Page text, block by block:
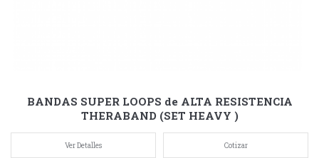
BANDAS SUPER LOOPS de ALTA RESISTENCIA
THERABAND (SET HEAVY )
Ver Detalles Cotizar